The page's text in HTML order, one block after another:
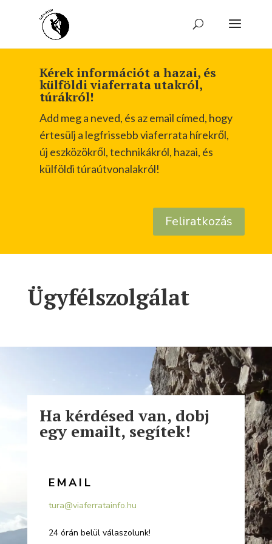
Kérek információt a hazai, és
külföldi viaferrata utakról,
túrákról!
Add meg a neved, és az email címed, hogy
értesülj a legfrissebb viaferrata hírekről,
új eszközökről, technikákról, hazai, és
külföldi túraútvonalakról!
Feliratkozás
Ügyfélszolgálat
Ha kérdésed van, dobj
egy emailt, segítek!
EMAIL
tura@viaferratainfo.hu
24 órán belül válaszolunk!